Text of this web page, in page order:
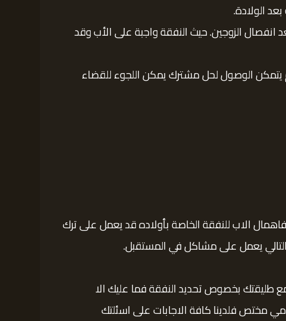
الولادة.
الزوجين. حيث النفقة واجبة على الأب وقد
يتمكن الوصول لحل مشترك يمكن اللجوء للقضاء
الاب للنفقة الخاصة بأولاده قد يعمل على ترك
يعمل على مشاكل في المستقبل.
طليقتك بخصوص تحديد النفقة فما عليك الا
مختص فلدينا كافة الاجابات على اسئلتك